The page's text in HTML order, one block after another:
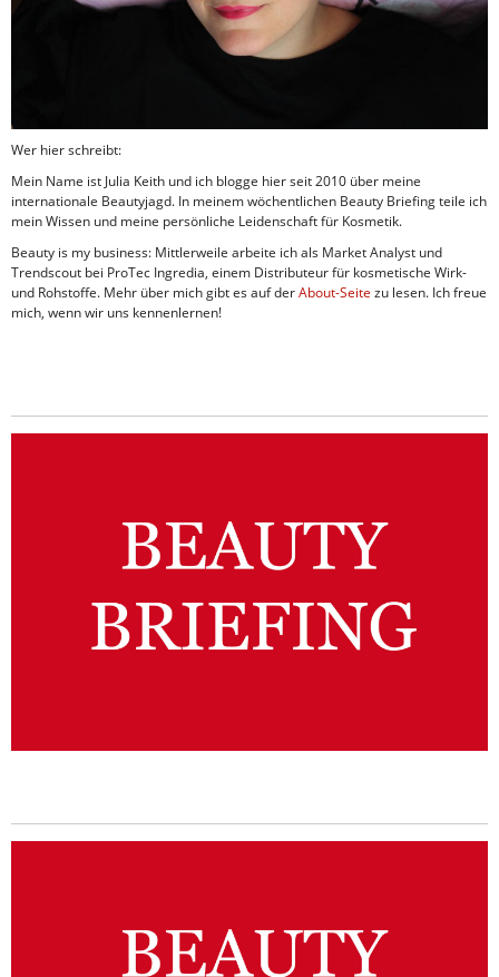
Wer hier schreibt:
Mein Name ist Julia Keith und ich blogge hier seit 2010 über meine
internationale Beautyjagd. In meinem wöchentlichen Beauty Briefing teile ich
mein Wissen und meine persönliche Leidenschaft für Kosmetik.
Beauty is my business: Mittlerweile arbeite ich als Market Analyst und
Trendscout bei ProTec Ingredia, einem Distributeur für kosmetische Wirk-
und Rohstoffe. Mehr über mich gibt es auf derAbout-Seite zu lesen. Ich freue
mich, wenn wir uns kennenlernen!